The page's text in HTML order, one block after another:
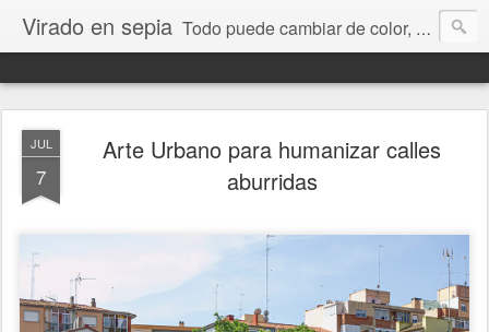
Virado en sepia Todo puede cambiar de color, depende de nosotros y de nuestra capacidad para aprender a mirar. Hablamos de sociedad, economía, empresa, política, RRHH, formación. De Historia reciente, de educación y de temas sociales.
JUL
7
Arte Urbano para humanizar calles
aburridas